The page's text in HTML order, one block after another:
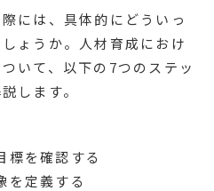
には、具体的にどういっ
ょうか。人材育成におけ
いて、以下の7つのステッ
します。
標を確認する
を定義する